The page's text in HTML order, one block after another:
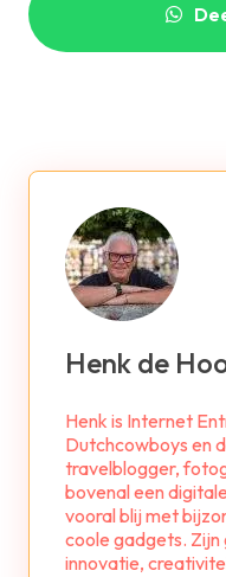
Henk de
Henk is Internet
Dutchcowboys en
travelblogger,
bovenal een
vooral blij met
coole gadgets.
innovatie,